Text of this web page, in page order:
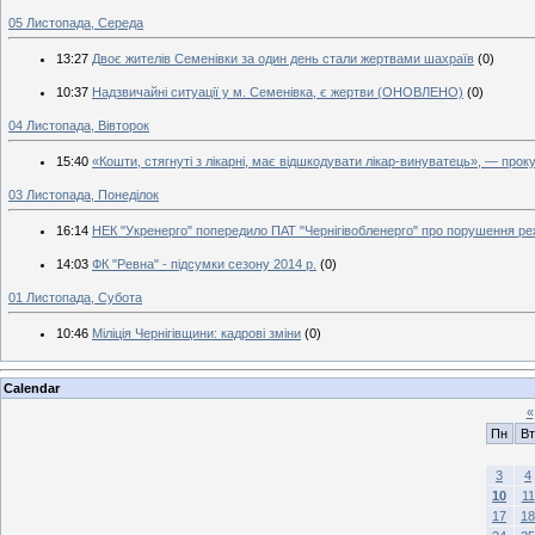
05 Листопада, Середа
13:27 Двоє жителів Семенівки за один день стали жертвами шахраїв (0)
10:37 Надзвичайні ситуації у м. Семенівка, є жертви (ОНОВЛЕНО) (0)
04 Листопада, Вівторок
15:40 «Кошти, стягнуті з лікарні, має відшкодувати лікар-винуватець», —
03 Листопада, Понеділок
16:14 НЕК "Укренерго" попередило ПАТ "Чернігівобленерго" про порушення
14:03 ФК "Ревна" - підсумки сезону 2014 р. (0)
01 Листопада, Субота
10:46 Міліція Чернігівщини: кадрові зміни (0)
Calendar
«
Пн
Вт
3
4
10
11
17
18